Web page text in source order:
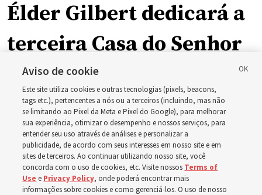
Élder Gilbert dedicará a
terceira Casa do Senhor
em Wyoming
A dedicação do Templo Cody Wyoming em outubro será
a primeira realizada por Élder Clark G. Gilbert
7 agosto 2026, 2:40 p.m. MDT Compartilhar
Aviso de cookie
Este site utiliza cookies e outras tecnologias (pixels, beacons,
tags etc.), pertencentes a nós ou a terceiros (incluindo, mas não
se limitando ao Pixel da Meta e Pixel do Google), para melhorar
sua experiência, otimizar o desempenho e nossos serviços, para
entender seu uso através de análises e personalizar a
publicidade, de acordo com seus interesses em nosso site e em
sites de terceiros. Ao continuar utilizando nosso site, você
concorda com o uso de cookies, etc. Visite nossos Terms of
Use e Privacy Policy, onde poderá encontrar mais
informações sobre cookies e como gerenciá-los. O uso de nosso